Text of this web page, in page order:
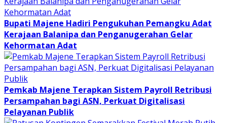
Bupati Majene Hadiri Pengukuhan Pemangku Adat
Kerajaan Balanipa dan Penganugerahan Gelar
Kehormatan Adat
Pemkab Majene Terapkan Sistem Payroll Retribusi
Persampahan bagi ASN, Perkuat Digitalisasi
Pelayanan Publik